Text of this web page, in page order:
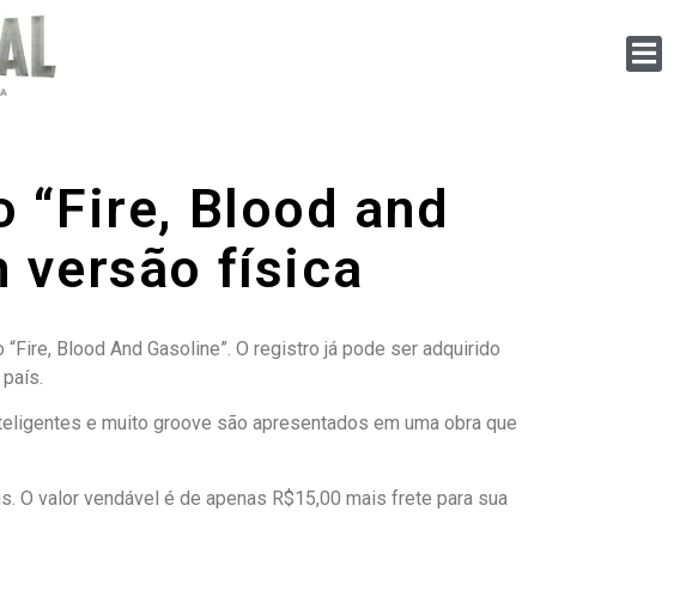
“Fire, Blood and
versão física
Blood And Gasoline”. O registro já pode ser adquirido
e muito groove são apresentados em uma obra que
O valor vendável é de apenas R$15,00 mais frete para sua